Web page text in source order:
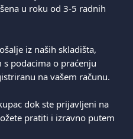
u roku od 3-5 radnih
iz naših skladišta,
podacima o praćenju
na vašem računu.
dok ste prijavljeni na
pratiti i izravno putem